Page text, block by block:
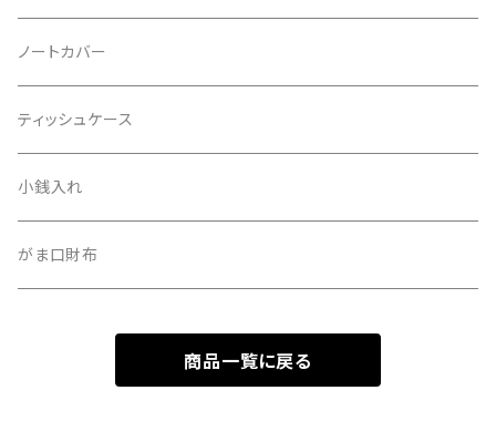
ノートカバー
ティッシュケース
小銭入れ
がま口財布
商品一覧に戻る